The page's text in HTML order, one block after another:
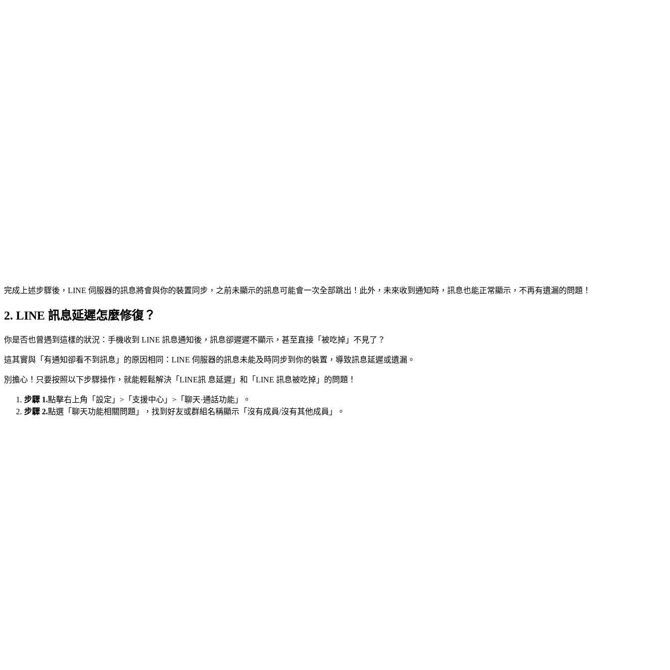
完成上述步驟後，LINE 伺服器的訊息將會與你的裝置同步，之前未顯示的訊息可能會一次全部跳出！此外，未來收到通知時，訊息也能正常顯示，不再有遺漏的問題！
2. LINE 訊息延遲怎麼修復？
你是否也曾遇到這樣的狀況：手機收到 LINE 訊息通知後，訊息卻遲遲不顯示，甚至直接「被吃掉」不見了？
這其實與「有通知卻看不到訊息」的原因相同：LINE 伺服器的訊息未能及時同步到你的裝置，導致訊息延遲或遺漏。
別擔心！只要按照以下步驟操作，就能輕鬆解決「LINE訊 息延遲」和「LINE 訊息被吃掉」的問題！
步驟 1.點擊右上角「設定」>「支援中心」>「聊天·通話功能」。
步驟 2.點選「聊天功能相關問題」，找到好友或群組名稱顯示「沒有成員/沒有其他成員」。